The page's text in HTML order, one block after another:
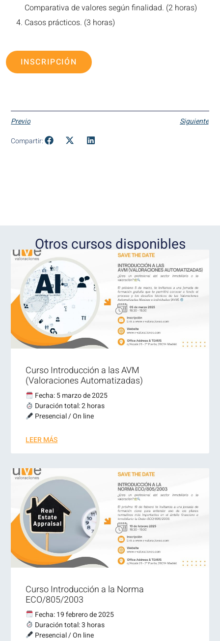
Comparativa de valores según finalidad. (2 horas)
Casos prácticos. (3 horas)
INSCRIPCIÓN
Previo
Siguiente
Compartir:
Otros cursos disponibles
Curso Introducción a las AVM
(Valoraciones Automatizadas)
Fecha: 5 marzo de 2025
Duración total: 2 horas
Presencial / On line
LEER MÁS
Curso Introducción a la Norma
ECO/805/2003
Fecha: 19 febrero de 2025
Duración total: 3 horas
Presencial / On line